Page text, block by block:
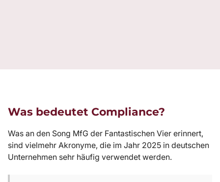
Was bedeutet Compliance?
Was an den Song MfG der Fantastischen Vier erinnert,
sind vielmehr Akronyme, die im Jahr 2025 in deutschen
Unternehmen sehr häufig verwendet werden.